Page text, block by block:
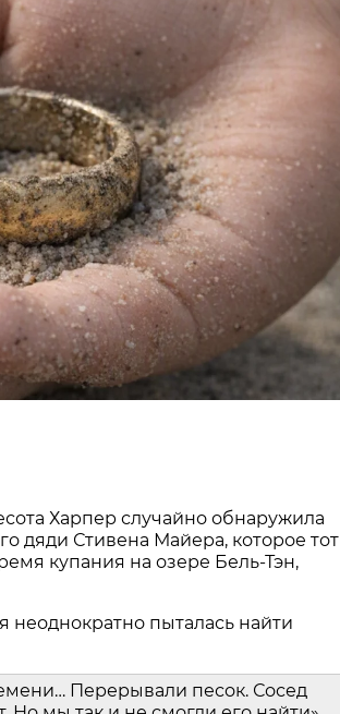
Харпер случайно обнаружила
дяди Стивена Майера, которое тот
купания на озере Бель-Тэн,
пыталась найти
Перерывали песок. Сосед